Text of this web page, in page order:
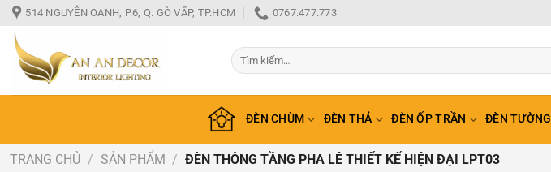
Bỏ
qua
nội
dung
514 NGUYỄN OANH, P.6, Q. GÒ VẤP, TP.HCM 0767.477.773
Tìm
kiếm:
ĐÈN CHÙM ĐÈN THẢ ĐÈN ỐP TRẦN ĐÈN TƯỜNG
TRANG CHỦ / SẢN PHẨM / ĐÈN THÔNG TẦNG PHA LÊ THIẾT KẾ HIỆN ĐẠI LPT03